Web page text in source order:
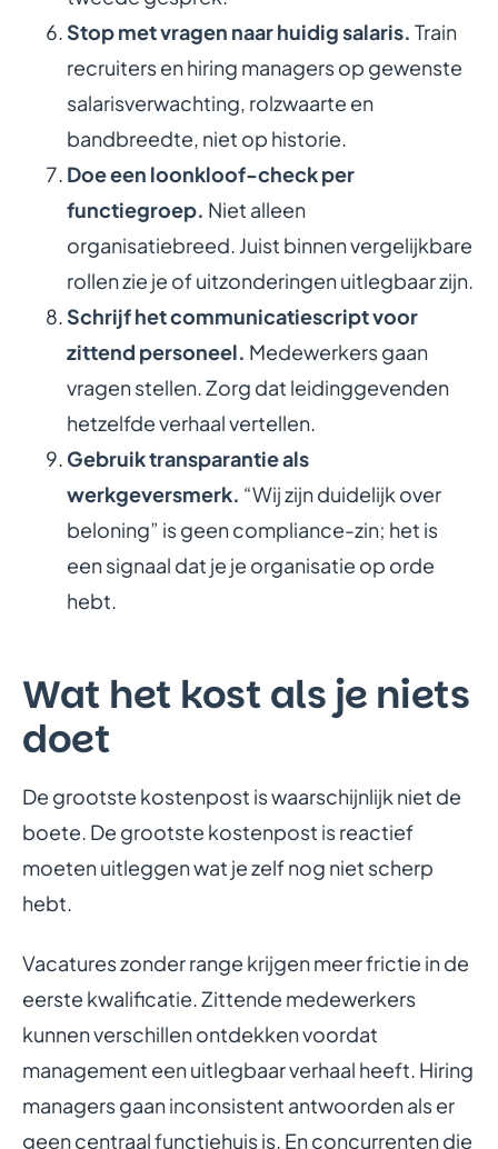
Stop met vragen naar huidig salaris. Train
recruiters en hiring managers op gewenste
salarisverwachting, rolzwaarte en
bandbreedte, niet op historie.
Doe een loonkloof-check per
functiegroep. Niet alleen
organisatiebreed. Juist binnen vergelijkbare
rollen zie je of uitzonderingen uitlegbaar zijn.
Schrijf het communicatiescript voor
zittend personeel. Medewerkers gaan
vragen stellen. Zorg dat leidinggevenden
hetzelfde verhaal vertellen.
Gebruik transparantie als
werkgeversmerk. “Wij zijn duidelijk over
beloning” is geen compliance-zin; het is
een signaal dat je je organisatie op orde
hebt.
Wat het kost als je niets
doet
De grootste kostenpost is waarschijnlijk niet de
boete. De grootste kostenpost is reactief
moeten uitleggen wat je zelf nog niet scherp
hebt.
Vacatures zonder range krijgen meer frictie in de
eerste kwalificatie. Zittende medewerkers
kunnen verschillen ontdekken voordat
management een uitlegbaar verhaal heeft. Hiring
managers gaan inconsistent antwoorden als er
geen centraal functiehuis is. En concurrenten die